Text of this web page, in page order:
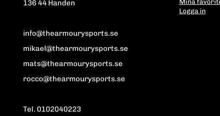
136 44 Handen
info@thearmourysports.se
mikael@thearmourysports.se
mats@thearmourysports.se
rocco@thearmourysports.se
Tel. 0102040223
Logga in